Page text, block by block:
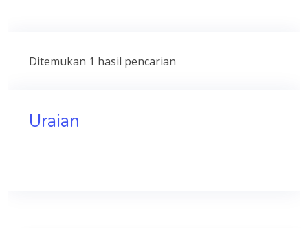
Ditemukan 1 hasil pencarian
Uraian